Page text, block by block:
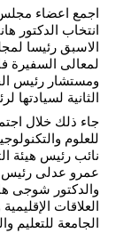
اجمع اعضاء مجلس
انتخاب الدكتور
الاسبق رئيسا
لمعالى السفيرة
ومستشار رئيس
الثانية لسيادتها
جاء ذلك خلال
للعلوم
نائب رئيس هيئة
عمرو عدلى رئيس
والدكتور شوجى
العلاقات
الجامعة للتعليم